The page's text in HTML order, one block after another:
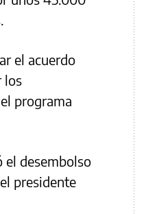
el acuerdo
los
programa
el desembolso
presidente